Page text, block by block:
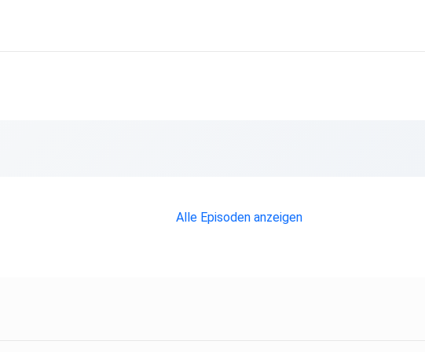
Alle Episoden anzeigen